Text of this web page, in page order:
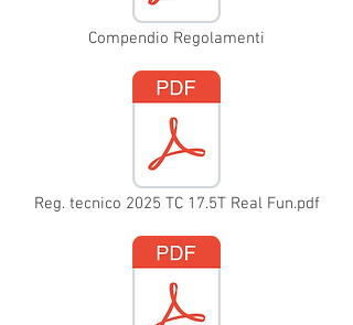
Compendio Regolamenti
Reg. tecnico 2025 TC 17.5T Real Fun.pdf